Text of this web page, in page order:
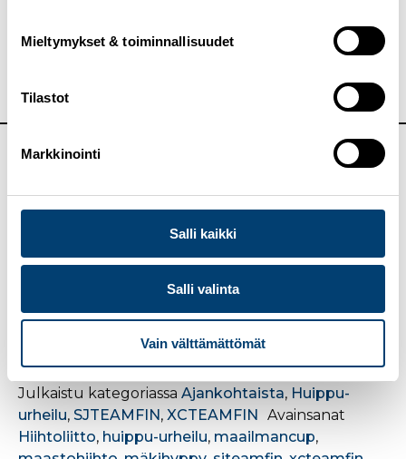
Mieltymykset & toiminnallisuudet
Tilastot
Markkinointi
Salli kaikki
Salli valinta
Vain välttämättömät
viestintää kotimaasta käsin. Viikonlopun
viestintävastuussa on viestintäpäällikkö Juhana
Särkelä, puh. 050 365 3665,
juhana.sarkela@hiihtoliitto.fi. Liity Pohjoismaisten lajien
pikaviestein maajoukkueiden toiminnasta ja jaetaan
äänikommentteja urheilijoilta sekä valmentajilta
Julkaistu kategoriassa Ajankohtaista, Huippu-
urheilu, SJTEAMFIN , XCTEAMFIN
Avainsanat
Hiihtoliitto, huippu-urheilu, maailmancup,